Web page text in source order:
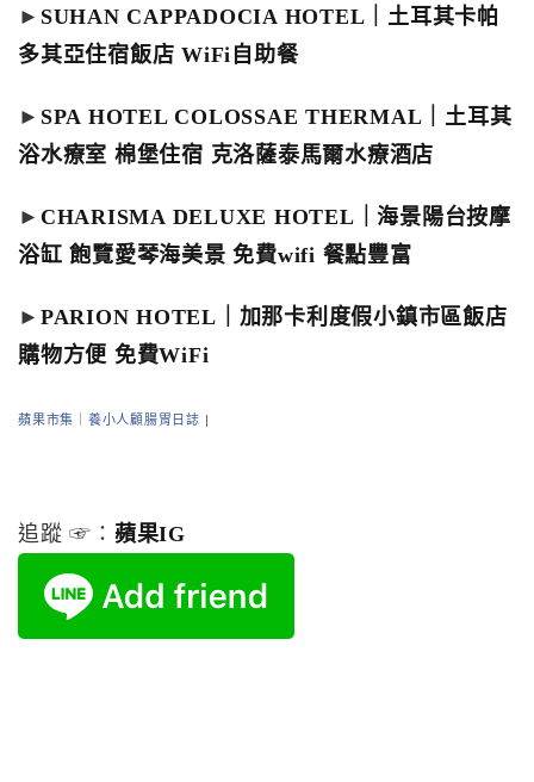
► SUHAN CAPPADOCIA HOTEL｜土耳其卡帕
多其亞住宿飯店 WiFi自助餐
► SPA HOTEL COLOSSAE THERMAL｜土耳其
浴水療室 棉堡住宿 克洛薩泰馬爾水療酒店
► CHARISMA DELUXE HOTEL｜海景陽台按摩
浴缸 飽覽愛琴海美景 免費wifi 餐點豐富
► PARION HOTEL｜加那卡利度假小鎮市區飯店
購物方便 免費WiFi
蘋果市集｜養小人顧腸胃日誌 |
追蹤 ☞： 蘋果IG